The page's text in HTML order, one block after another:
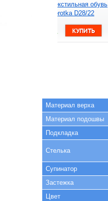
Детская текстильная обувь
Raweks Dorotka D28/22
грн.
Материал верха
Материал подошвы
Подкладка
Стелька
Супинатор
Застежка
Цвет